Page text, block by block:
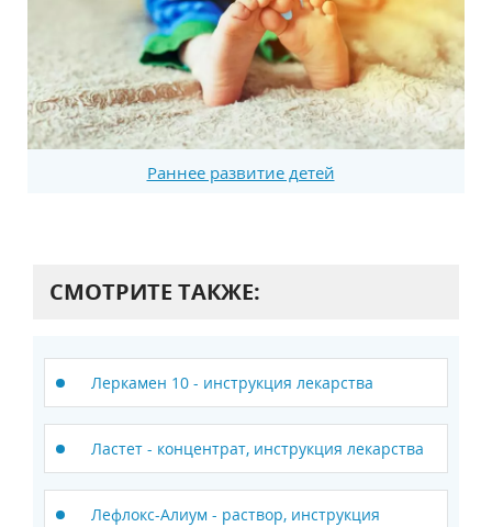
Раннее развитие детей
СМОТРИТЕ ТАКЖЕ:
Леркамен 10 - инструкция лекарства
Ластет - концентрат, инструкция лекарства
Лефлокс-Алиум - раствор, инструкция